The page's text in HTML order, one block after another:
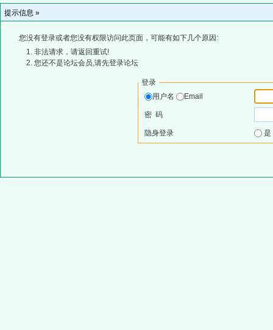
提示信息 »
您没有登录或者您没有权限访问此页面，可能有如下几个原因:
非法请求，请返回重试!
您还不是论坛会员,请先登录论坛
登录
用户名
Email
密 码
隐身登录